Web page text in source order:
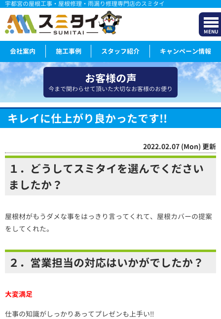
宇都宮の屋根工事・屋根修理・雨漏り修理専門店のスミタイ
MENU
会社案内 施工事例 スタッフ紹介 キャンペーン情報
お客様の声
今まで関わらせて頂いた大切なお客様のお便り
キレイに仕上がり良かったです!!
2022.02.07 (Mon) 更新
１．どうしてスミタイを選んでください
ましたか？
屋根材がもうダメな事をはっきり言ってくれて、屋根カバーの提案
をしてくれた。
２．営業担当の対応はいかがでしたか？
大変満足
仕事の知識がしっかりあってプレゼンも上手い!!